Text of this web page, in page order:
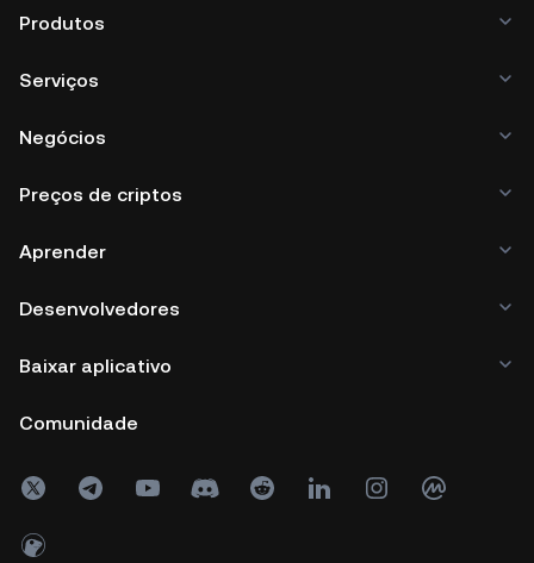
Produtos
Serviços
Negócios
Preços de criptos
Aprender
Desenvolvedores
Baixar aplicativo
Comunidade